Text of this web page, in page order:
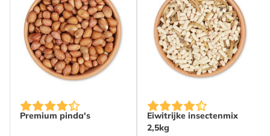
Premium pinda's
De prijs is afhankelijk van de gekozen opties op de
Eiwitrijke insectenmix
2,5kg